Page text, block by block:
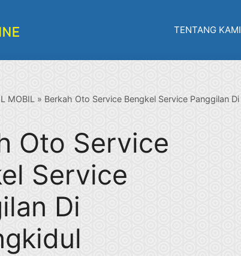
TENTANG KAMI
MOBIL » Berkah Oto Service Bengkel Service Panggilan Di
Oto Service
Service
Di